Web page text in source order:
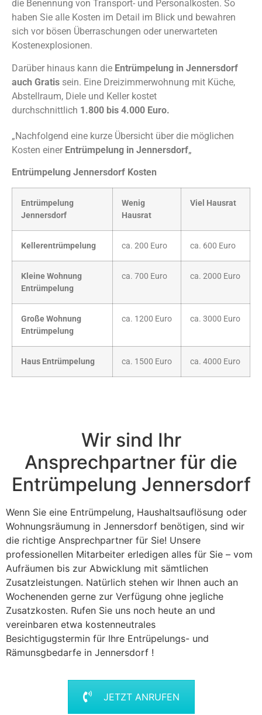
die Benennung von Transport- und Personalkosten. So
haben Sie alle Kosten im Detail im Blick und bewahren
sich vor bösen Überraschungen oder unerwarteten
Kostenexplosionen.
Darüber hinaus kann die Entrümpelung in Jennersdorf
auch Gratis sein. Eine Dreizimmerwohnung mit Küche,
Abstellraum, Diele und Keller kostet
durchschnittlich 1.800 bis 4.000 Euro.
„Nachfolgend eine kurze Übersicht über die möglichen
Kosten einer Entrümpelung in Jennersdorf„
Entrümpelung Jennersdorf Kosten
Entrümpelung
Jennersdorf
Wenig
Hausrat
Viel Hausrat
Kellerentrümpelung ca. 200 Euro ca. 600 Euro
Kleine Wohnung
Entrümpelung
ca. 700 Euro ca. 2000 Euro
Große Wohnung
Entrümpelung
ca. 1200 Euro ca. 3000 Euro
Haus Entrümpelung ca. 1500 Euro ca. 4000 Euro
Wir sind Ihr
Ansprechpartner für die
Entrümpelung Jennersdorf
Wenn Sie eine Entrümpelung, Haushaltsauflösung oder
Wohnungsräumung in Jennersdorf benötigen, sind wir
die richtige Ansprechpartner für Sie! Unsere
professionellen Mitarbeiter erledigen alles für Sie – vom
Aufräumen bis zur Abwicklung mit sämtlichen
Zusatzleistungen. Natürlich stehen wir Ihnen auch an
Wochenenden gerne zur Verfügung ohne jegliche
Zusatzkosten. Rufen Sie uns noch heute an und
vereinbaren etwa kostenneutrales
Besichtigugstermin für Ihre Entrüpelungs- und
Rämunsgbedarfe in Jennersdorf !
JETZT ANRUFEN